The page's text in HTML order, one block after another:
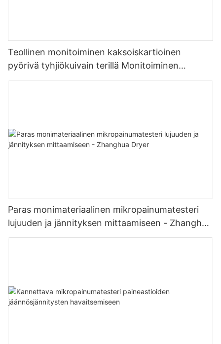
Teollinen monitoiminen kaksoiskartioinen
pyörivä tyhjiökuivain terillä Monitoiminen
kuivausyksikkö terillä
Paras monimateriaalinen mikropainumatesteri
lujuuden ja jännityksen mittaamiseen - Zhanghua
Dryer